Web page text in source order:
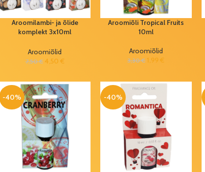
Aroomilambi- ja õlide
komplekt 3x10ml
Aroomiõlid
7,50€ 4,50 €
Aroomiõli Tropical Fruits
10ml
Aroomiõlid
3,30€ 1,99€
-40% -40%